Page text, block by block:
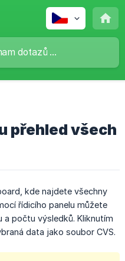
přehled všech
kde najdete všechny
řídicího panelu můžete
počtu výsledků. Kliknutím
data jako soubor CVS.